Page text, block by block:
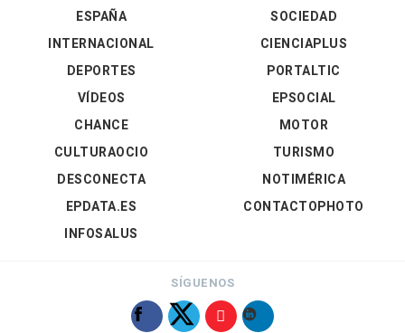
ESPAÑA
INTERNACIONAL
DEPORTES
VÍDEOS
SOCIEDAD
CIENCIAPLUS
PORTALTIC
EPSOCIAL
CHANCE
CULTURAOCIO
DESCONECTA
EPDATA.ES
INFOSALUS
MOTOR
TURISMO
NOTIMÉRICA
CONTACTOPHOTO
SÍGUENOS